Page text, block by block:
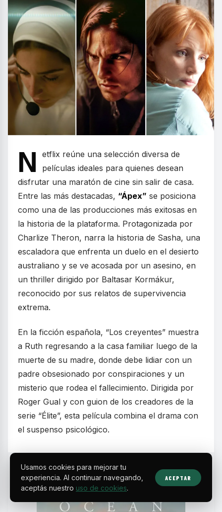
N
etflix reúne una selección diversa de
películas ideales para quienes desean
disfrutar una maratón de cine sin salir de casa.
Entre las más destacadas, “Ápex” se posiciona
como una de las producciones más exitosas en
la historia de la plataforma. Protagonizada por
Charlize Theron, narra la historia de Sasha, una
escaladora que enfrenta un duelo en el desierto
australiano y se ve acosada por un asesino, en
un thriller dirigido por Baltasar Kormákur,
reconocido por sus relatos de supervivencia
extrema.
En la ficción española, “Los creyentes” muestra
a Ruth regresando a la casa familiar luego de la
muerte de su madre, donde debe lidiar con un
padre obsesionado por conspiraciones y un
misterio que rodea el fallecimiento. Dirigida por
Roger Gual y con guion de los creadores de la
serie “Élite”, esta película combina el drama con
el suspenso psicológico.
Usamos cookies para mejorar tu
experiencia. Al continuar navegando,
aceptás nuestro uso de cookies.
ACEPTAR